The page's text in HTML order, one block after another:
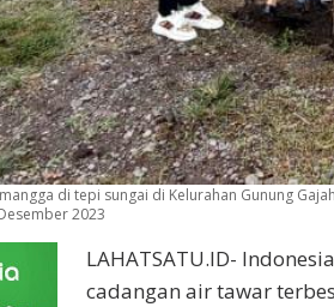
di tepi sungai di Kelurahan Gunung
2023
LAHATSATU.ID-
cadangan air tawar